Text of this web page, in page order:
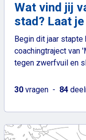
Wat vind jij
stad? Laat
Begin dit jaar
coachingtraject van
tegen zwerfvuil en
30 vragen 84